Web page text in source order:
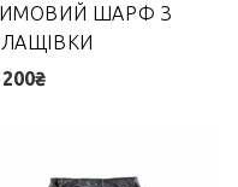
ШАРФ З
200₴